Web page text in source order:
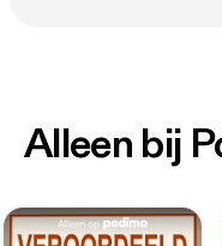
Alleen bij